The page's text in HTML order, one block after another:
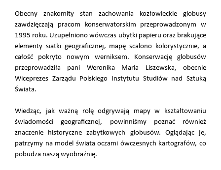
Obecny znakomity stan zachowania kozłowieckie globusy
zawdzięczają pracom konserwatorskim przeprowadzonym w
1995 roku. Uzupełniono wówczas ubytki papieru oraz brakujące
elementy siatki geograficznej, mapę scalono kolorystycznie, a
całość pokryto nowym werniksem. Konserwację globusów
przeprowadziła pani Weronika Maria Liszewska, obecnie
Wiceprezes Zarządu Polskiego Instytutu Studiów nad Sztuką
Świata.
Wiedząc, jak ważną rolę odgrywają mapy w kształtowaniu
świadomości geograficznej, powinniśmy poznać również
znaczenie historyczne zabytkowych globusów. Oglądając je,
patrzymy na model świata oczami ówczesnych kartografów, co
pobudza naszą wyobraźnię.